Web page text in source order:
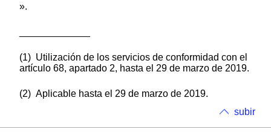
».
(1) Utilización de los servicios de conformidad con el
artículo 68, apartado 2, hasta el 29 de marzo de 2019.
(2) Aplicable hasta el 29 de marzo de 2019.
subir